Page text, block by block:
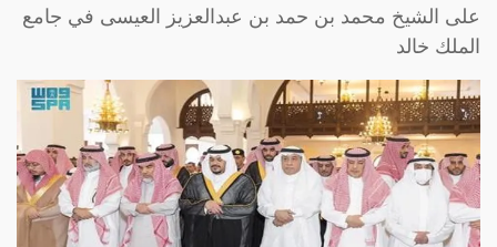
على الشيخ محمد بن حمد بن عبدالعزيز العيسى في جامع
الملك خالد